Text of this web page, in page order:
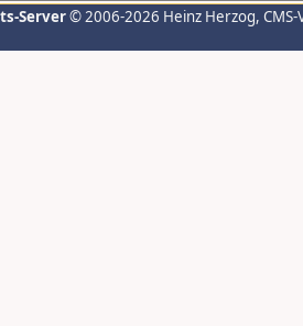
Server© 2006-2026 Heinz Herzog,